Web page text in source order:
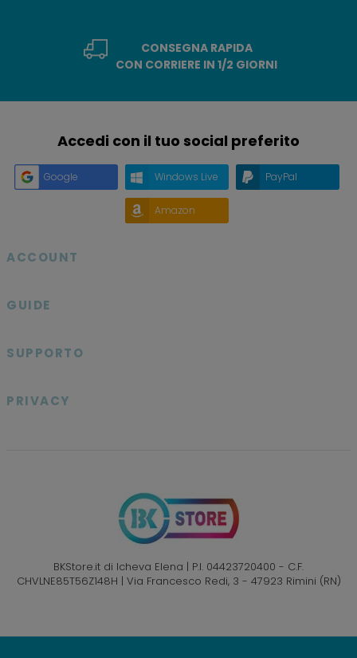
CONSEGNA RAPIDA
CON CORRIERE IN 1/2 GIORNI
Accedi con il tuo social preferito
Google Windows Live PayPal
Amazon
ACCOUNT
GUIDE
SUPPORTO
PRIVACY
BKStore.it di Icheva Elena | P.I. 04423720400 - C.F.
CHVLNE85T56Z148H | Via Francesco Redi, 3 - 47923 Rimini (RN)